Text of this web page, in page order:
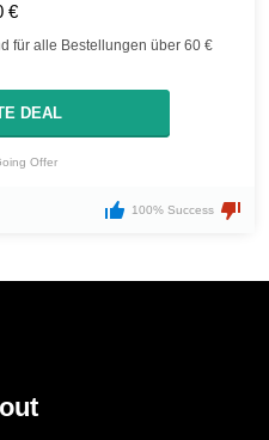
€
für alle Bestellungen über 60 €
DEAL
Offer
100% Success